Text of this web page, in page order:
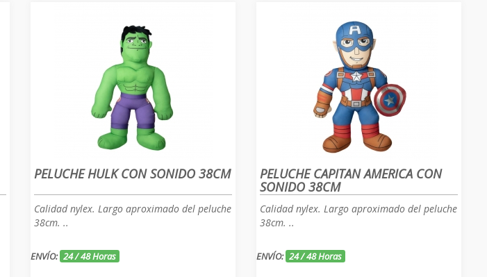
PELUCHE HULK CON SONIDO 38CM
Calidad nylex. Largo aproximado del peluche
38cm. ..
ENVÍO: 24 / 48 Horas
PELUCHE CAPITAN AMERICA CON
SONIDO 38CM
Calidad nylex. Largo aproximado del peluche
38cm. ..
ENVÍO: 24 / 48 Horas